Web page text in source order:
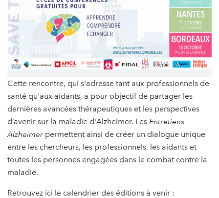
Cette rencontre, qui s'adresse tant aux professionnels de
santé qu'aux aidants, a pour objectif de partager les
dernières avancées thérapeutiques et les perspectives
d’avenir sur la maladie d'Alzheimer. Les Entretiens
Alzheimer permettent ainsi de créer un dialogue unique
entre les chercheurs, les professionnels, les aidants et
toutes les personnes engagées dans le combat contre la
maladie.
Retrouvez ici le calendrier des éditions à venir :